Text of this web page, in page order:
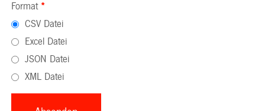
Format *
CSV Datei
Excel Datei
JSON Datei
XML Datei